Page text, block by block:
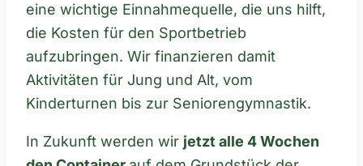
eine wichtige Einnahmequelle, die uns hilft,
die Kosten für den Sportbetrieb
aufzubringen. Wir finanzieren damit
Aktivitäten für Jung und Alt, vom
Kinderturnen bis zur Seniorengymnastik.
In Zukunft werden wir jetzt alle 4 Wochen